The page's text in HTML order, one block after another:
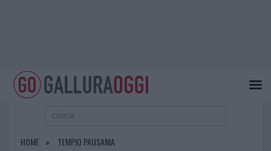
HOME TEMPIO PAUSANIA